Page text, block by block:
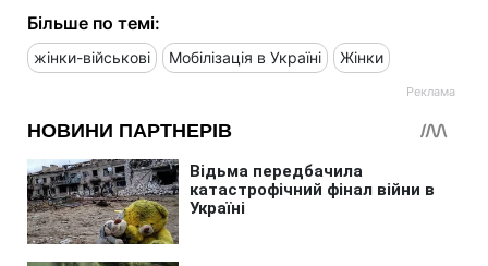
Більше по темі:
жінки-військові Мобілізація в Україні Жінки